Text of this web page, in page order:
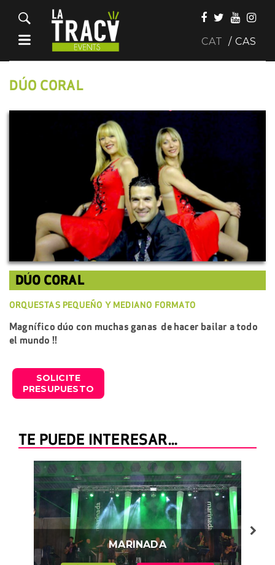
CAT CAS
DÚO CORAL
DÚO CORAL
ORQUESTAS PEQUEÑO Y MEDIANO FORMATO
Magnífico dúo con muchas ganas de hacer bailar a todo
el mundo !!
SOLICITE
PRESUPUESTO
TE PUEDE INTERESAR...
MARINADA